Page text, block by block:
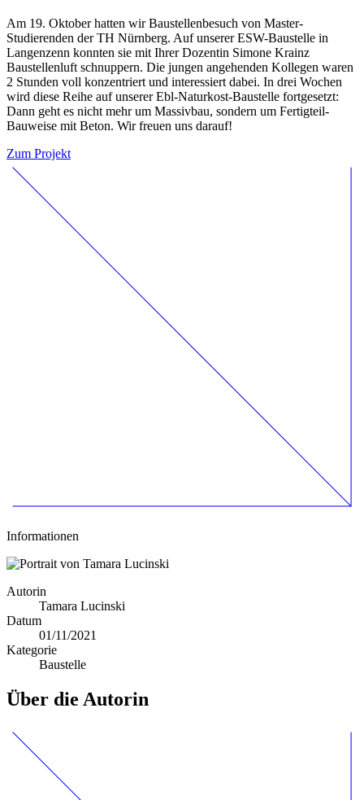
Am 19. Oktober hatten wir Baustellenbesuch von Master-
Studierenden der TH Nürnberg. Auf unserer ESW-Baustelle in
Langenzenn konnten sie mit Ihrer Dozentin Simone Krainz
Baustellenluft schnuppern. Die jungen angehenden Kollegen waren
2 Stunden voll konzentriert und interessiert dabei. In drei Wochen
wird diese Reihe auf unserer Ebl-Naturkost-Baustelle fortgesetzt:
Dann geht es nicht mehr um Massivbau, sondern um Fertigteil-
Bauweise mit Beton. Wir freuen uns darauf!
Zum Projekt
Informationen
Autorin
Tamara Lucinski
Datum
01/11/2021
Kategorie
Baustelle
Über die Autorin